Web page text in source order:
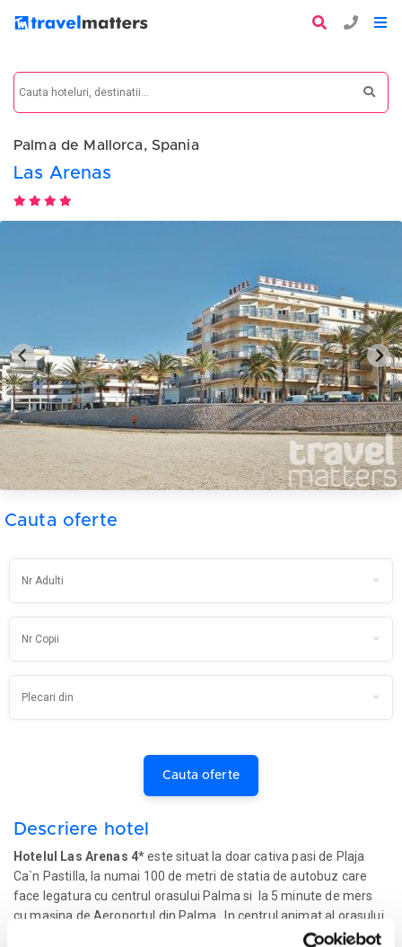
Palma de Mallorca, Spania
Las Arenas
Cauta oferte
Cauta oferte
Descriere hotel
Hotelul Las Arenas 4*este situat la doar cativa pasi de Plaja
Ca`n Pastilla, la numai 100 de metri de statia de autobuz care
face legatura cu centrul orasului Palma si la 5 minute de mers
cu mașina de Aeroportul din Palma. In centrul animat al orasului
Palma sunt numeroase magazine, baruri, restaurante si o viata